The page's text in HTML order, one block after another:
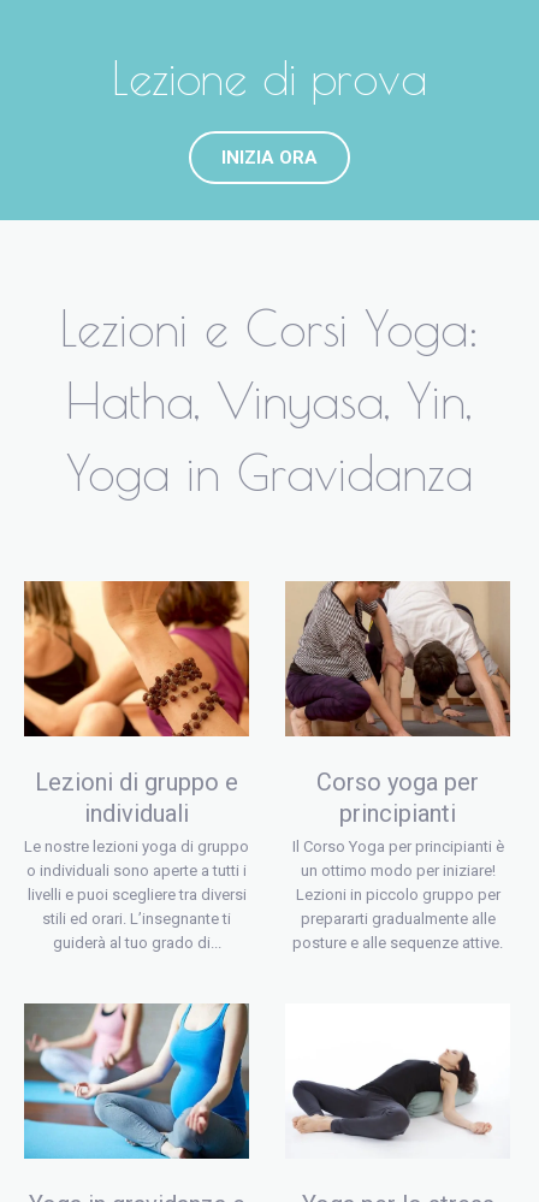
Lezione di prova
INIZIA ORA
Lezioni e Corsi Yoga:
Hatha, Vinyasa, Yin,
Yoga in Gravidanza
Lezioni di gruppo e
individuali
Le nostre lezioni yoga di gruppo
o individuali sono aperte a tutti i
livelli e puoi scegliere tra diversi
stili ed orari. L’insegnante ti
guiderà al tuo grado di...
Corso yoga per
principianti
Il Corso Yoga per principianti è
un ottimo modo per iniziare!
Lezioni in piccolo gruppo per
prepararti gradualmente alle
posture e alle sequenze attive.